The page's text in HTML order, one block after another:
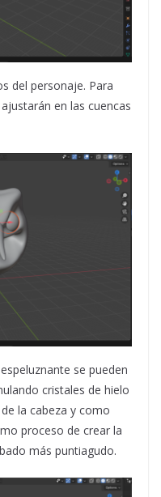
del personaje. Para
en las cuencas
se pueden
cristales de hielo
la cabeza y como
proceso de crear la
más puntiagudo.